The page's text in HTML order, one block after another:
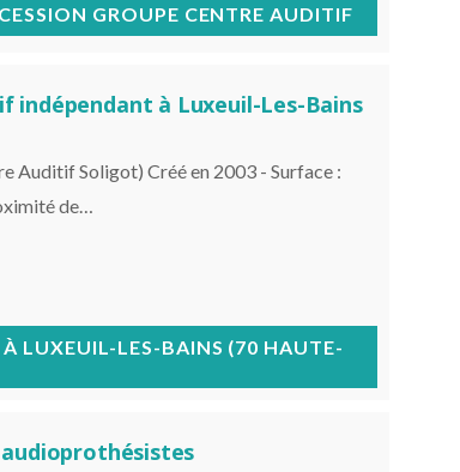
CESSION GROUPE CENTRE AUDITIF
indépendant à Luxeuil-Les-Bains
Auditif Soligot) Créé en 2003 - Surface :
de…
LUXEUIL-LES-BAINS (70 HAUTE-